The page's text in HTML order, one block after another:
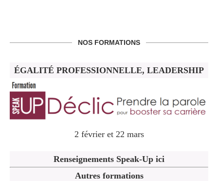
NOS FORMATIONS
ÉGALITÉ PROFESSIONNELLE, LEADERSHIP
2 février et 22 mars
Renseignements Speak-Up ici
Autres formations